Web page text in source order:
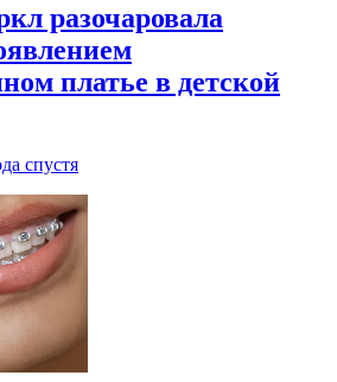
разочаровала
платье в детской
спустя